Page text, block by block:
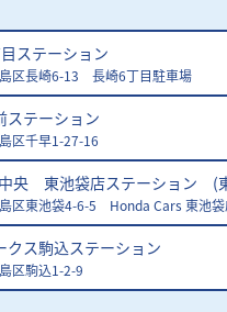
ステーション
区長崎6-13 長崎6丁目駐車場
ステーション
区千早1-27-16
央 東池袋店ステーション (東
区東池袋4-6-5 Honda Cars 東池袋
クス駒込ステーション
区駒込1-2-9